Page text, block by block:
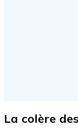
La colère